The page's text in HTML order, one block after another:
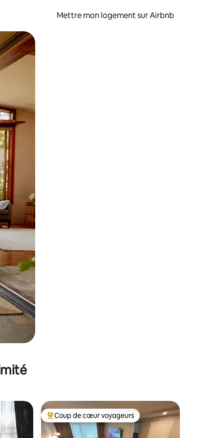
Mettre mon logement sur Airbnb
glisser.
Coups de cœur voyageurs les plus appréciés
Coup de cœur voyageurs